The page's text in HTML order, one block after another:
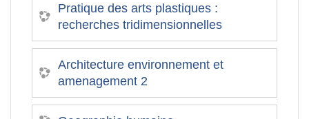
Pratique des arts plastiques :
recherches tridimensionnelles
Architecture environnement et
amenagement 2